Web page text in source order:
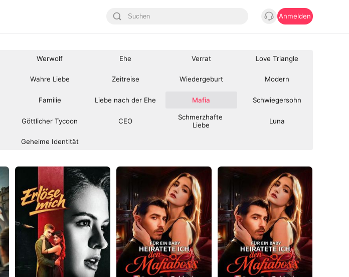
Anmelden
Werwolf Ehe Verrat Love Triangle
Wahre Liebe Zeitreise Wiedergeburt Modern
Familie Liebe nach der Ehe Mafia Schwiegersohn
Göttlicher Tycoon CEO
Schmerzhafte
Liebe
Luna
Geheime Identität